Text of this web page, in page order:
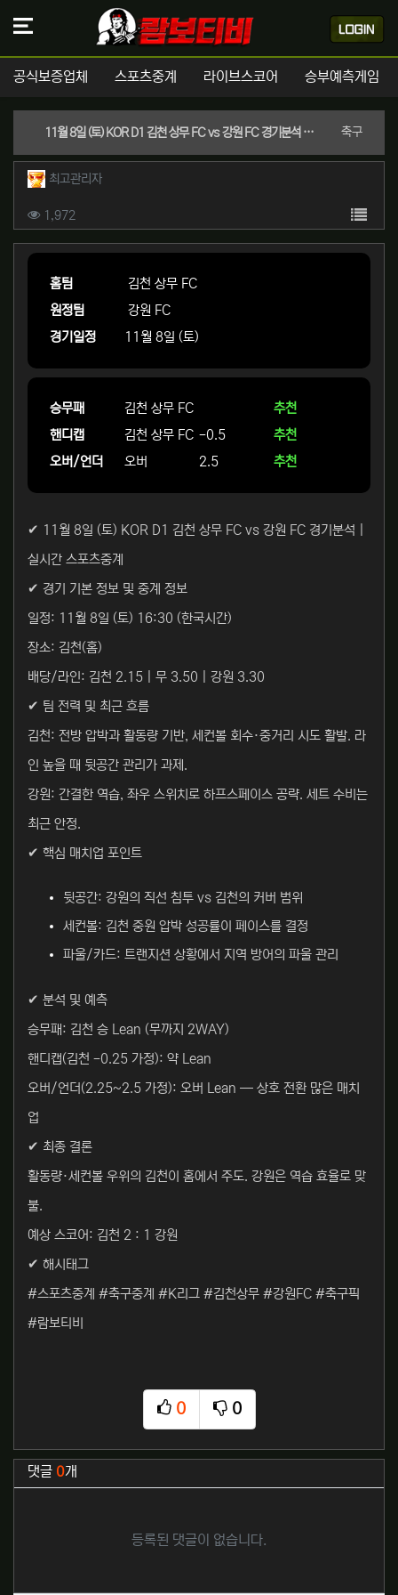
공식보증업체 스포츠중계 라이브스코어 승부예측게임
11월 8일 (토) KOR D1 김천 상무 FC vs 강원 FC 경기분석 | 실시간 스포츠중계 축구분류
작성자 정보
최고관리자작성
컨텐츠 정보
1,972 목록
본문
홈팀
김천 상무 FC
원정팀
강원 FC
경기일정
11월 8일 (토)
승무패 김천 상무 FC
추천
핸디캡
김천 상무 FC -0.5
추천
오버/언더
오버 2.5 추천
✔ 11월 8일 (토) KOR D1 김천 상무 FC vs 강원 FC 경기분석 |
실시간 스포츠중계
✔ 경기 기본 정보 및 중계 정보
일정: 11월 8일 (토) 16:30 (한국시간)
장소: 김천(홈)
배당/라인: 김천 2.15 | 무 3.50 | 강원 3.30
✔ 팀 전력 및 최근 흐름
김천: 전방 압박과 활동량 기반, 세컨볼 회수·중거리 시도 활발. 라
인 높을 때 뒷공간 관리가 과제.
강원: 간결한 역습, 좌우 스위치로 하프스페이스 공략. 세트 수비는
최근 안정.
✔ 핵심 매치업 포인트
뒷공간: 강원의 직선 침투 vs 김천의 커버 범위
세컨볼: 김천 중원 압박 성공률이 페이스를 결정
파울/카드: 트랜지션 상황에서 지역 방어의 파울 관리
✔ 분석 및 예측
승무패: 김천 승 Lean (무까지 2WAY)
핸디캡(김천 -0.25 가정): 약 Lean
오버/언더(2.25~2.5 가정): 오버 Lean — 상호 전환 많은 매치
업
✔ 최종 결론
활동량·세컨볼 우위의 김천이 홈에서 주도. 강원은 역습 효율로 맞
불.
예상 스코어: 김천 2 : 1 강원
✔ 해시태그
#스포츠중계 #축구중계 #K리그 #김천상무 #강원FC #축구픽
#람보티비
0
추천
0
비추천
관련자료
댓글 0개
등록된 댓글이 없습니다.